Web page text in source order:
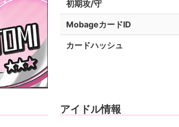
初期攻/守
MobageカードID
カードハッシュ
アイドル情報